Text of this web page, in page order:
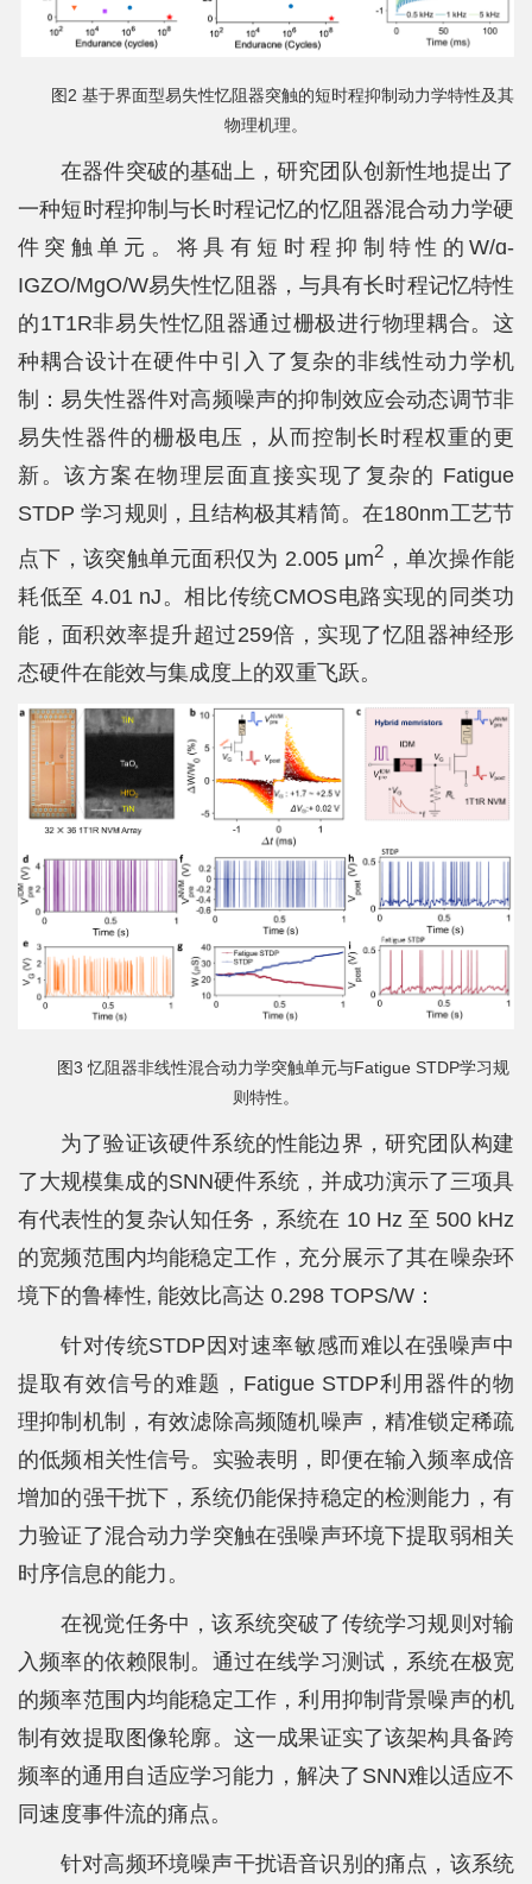
图2 基于界面型易失性忆阻器突触的短时程抑制动力学特性及其
物理机理。
在器件突破的基础上，研究团队创新性地提出了
一种短时程抑制与长时程记忆的忆阻器混合动力学硬
件突触单元。将具有短时程抑制特性的W/ɑ-
IGZO/MgO/W易失性忆阻器，与具有长时程记忆特性
的1T1R非易失性忆阻器通过栅极进行物理耦合。这
种耦合设计在硬件中引入了复杂的非线性动力学机
制：易失性器件对高频噪声的抑制效应会动态调节非
易失性器件的栅极电压，从而控制长时程权重的更
新。该方案在物理层面直接实现了复杂的 Fatigue
STDP 学习规则，且结构极其精简。在180nm工艺节
点下，该突触单元面积仅为 2.005 μm2 ，单次操作能
耗低至 4.01 nJ。相比传统CMOS电路实现的同类功
能，面积效率提升超过259倍，实现了忆阻器神经形
态硬件在能效与集成度上的双重飞跃。
图3 忆阻器非线性混合动力学突触单元与Fatigue STDP学习规
则特性。
为了验证该硬件系统的性能边界，研究团队构建
了大规模集成的SNN硬件系统，并成功演示了三项具
有代表性的复杂认知任务，系统在 10 Hz 至 500 kHz
的宽频范围内均能稳定工作，充分展示了其在噪杂环
境下的鲁棒性, 能效比高达 0.298 TOPS/W：
针对传统STDP因对速率敏感而难以在强噪声中
提取有效信号的难题，Fatigue STDP利用器件的物
理抑制机制，有效滤除高频随机噪声，精准锁定稀疏
的低频相关性信号。实验表明，即便在输入频率成倍
增加的强干扰下，系统仍能保持稳定的检测能力，有
力验证了混合动力学突触在强噪声环境下提取弱相关
时序信息的能力。
在视觉任务中，该系统突破了传统学习规则对输
入频率的依赖限制。通过在线学习测试，系统在极宽
的频率范围内均能稳定工作，利用抑制背景噪声的机
制有效提取图像轮廓。这一成果证实了该架构具备跨
频率的通用自适应学习能力，解决了SNN难以适应不
同速度事件流的痛点。
针对高频环境噪声干扰语音识别的痛点，该系统